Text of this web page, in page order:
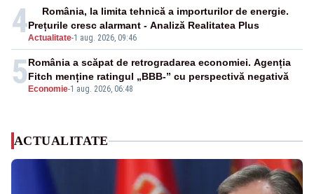
4Actualitate-1 aug. 2026, 09:46
România, la limita tehnică a importurilor de energie.
Prețurile cresc alarmant - Analiză Realitatea Plus
5 Economie-1 aug. 2026, 06:48
România a scăpat de retrogradarea economiei. Agenția
Fitch menține ratingul „BBB-” cu perspectivă negativă
ACTUALITATE